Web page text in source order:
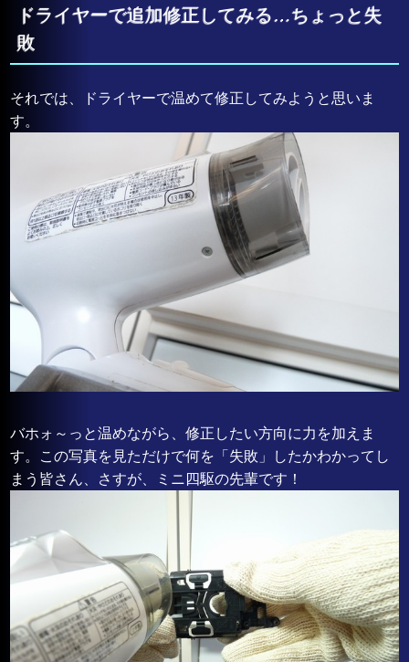
ドライヤーで追加修正してみる…ちょっと失
敗
それでは、ドライヤーで温めて修正してみようと思いま
す。
バホォ～っと温めながら、修正したい方向に力を加えま
す。この写真を見ただけで何を「失敗」したかわかってし
まう皆さん、さすが、ミニ四駆の先輩です！